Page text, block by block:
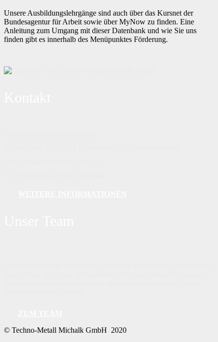
Unsere Ausbildungslehrgänge sind auch über das Kursnet der
Bundesagentur für Arbeit sowie über MyNow zu finden. Eine
Anleitung zum Umgang mit dieser Datenbank und wie Sie uns
finden gibt es innerhalb des Menüpunktes Förderung.
© Techno-Metall Michalk GmbH 2020